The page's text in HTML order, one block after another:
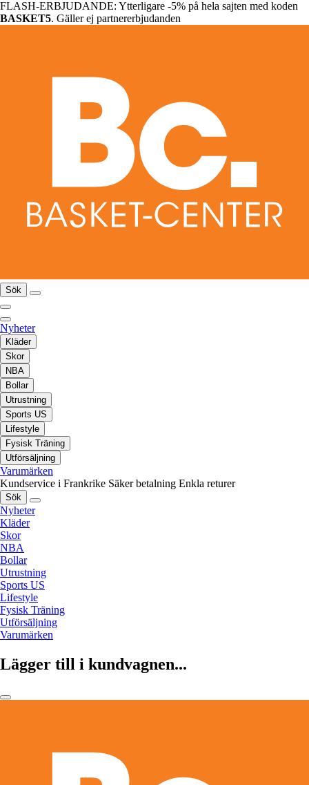
FLASH-ERBJUDANDE: Ytterligare -5% på hela sajten med koden
BASKET5. Gäller ej partnererbjudanden
Sök
Nyheter
Kläder
Skor
NBA
Bollar
Utrustning
Sports US
Lifestyle
Fysisk Träning
Utförsäljning
Varumärken
Kundservice i Frankrike Säker betalning Enkla returer
Sök
Nyheter
Kläder
Skor
NBA
Bollar
Utrustning
Sports US
Lifestyle
Fysisk Träning
Utförsäljning
Varumärken
Lägger till i kundvagnen...